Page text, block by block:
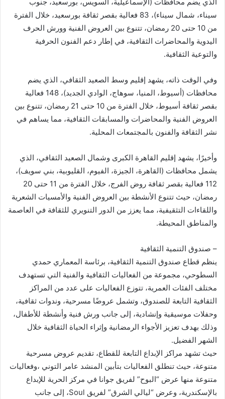
سيناء، شمال سيناء)، 83 فعالية بقصر ثقافة بورسعيد، خلال الفترة
من 10 حتى 20 رمضان، تتنوع بين العروض الفنية وورش الحرف
اليدوية والمحاضرات الثقافية، في إطار دعم الفنون الحرفية
والتوعية الثقافية.
وفي الوقت ذاته، يشهد إقليم وسط الصعيد الثقافي، الذي يضم
محافظات (أسيوط، المنيا، سوهاج، الوادي الجديد)، 148 فعالية
بقصر ثقافة أسيوط، خلال الفترة من 10 حتى 21 رمضان، تتنوع بين
العروض الفنية والمحاضرات والمسابقات الثقافية، مما يساهم في
نشر الثقافة والفنون بالمجتمعات المحلية.
وأخيرًا، يشهد إقليم القاهرة الكبرى وشمال الصعيد الثقافي، الذي
يشمل محافظات (القاهرة، الجيزة، الفيوم، القليوبية، بني سويف)،
112 فعالية بقصر ثقافة روض الفرج، خلال الفترة من 11 حتى 20
رمضان، حيث تتنوع الأنشطة بين العروض الفنية والأمسيات الشعرية
واللقاءات التثقيفية، مما يعزز من الدور التنويري للثقافة في العاصمة
والمناطق المحيطة.
– صندوق التنمية الثقافية
ينظم قطاع صندوق التنمية الثقافية، برئاسة المعماري حمدي
السطوحي، مجموعة من الفعاليات الثقافية والفنية التي تستهدف
مختلف الفئات العمرية، تتوزع الفعاليات على عدد من المراكز
الثقافية التابعة للصندوق، وتشمل عروضًا مسرحية، وندوات ثقافية،
وحفلات موسيقية وإنشادية، إلى جانب ورش فنية وأنشطة للأطفال،
وذلك بهدف تعزيز الأجواء الرمضانية وإثراء الحياة الثقافية خلال
الشهر الفضيل.
حيث تشهد مراكز الإبداع التابعة للقطاع، تقديم عروض مسرحية
متنوعة، حيث تنطلق الفعاليات بتأبين المنشد عامر التوني ،وفعاليات
متنوعة منها عرض “البوح” لفريق جوانا في مركز الحرية للإبداع
بالإسكندرية، وعرض “ليالي الشرق” لفريق Soul، إلى جانب